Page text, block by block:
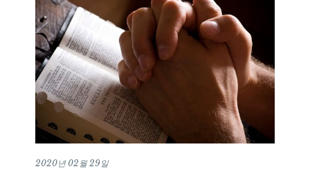
2020년 02월 29일